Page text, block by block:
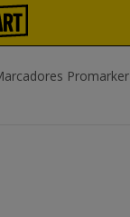
Promarker